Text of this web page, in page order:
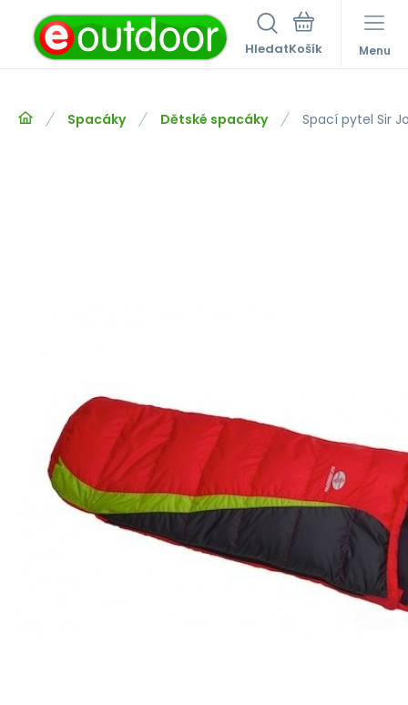
Hledat Menu
Spacáky Dětské spacáky Spací pytel Sir